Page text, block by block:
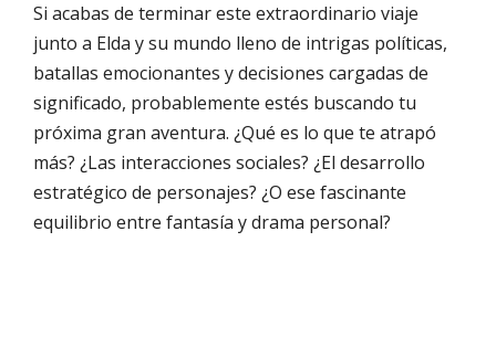
Si acabas de terminar este extraordinario viaje
junto a Elda y su mundo lleno de intrigas políticas,
batallas emocionantes y decisiones cargadas de
significado, probablemente estés buscando tu
próxima gran aventura. ¿Qué es lo que te atrapó
más? ¿Las interacciones sociales? ¿El desarrollo
estratégico de personajes? ¿O ese fascinante
equilibrio entre fantasía y drama personal?